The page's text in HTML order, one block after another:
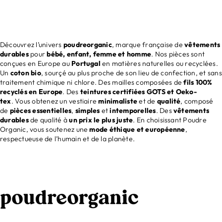
Découvrez l’univers poudreorganic, marque française devêtements
durablespourbébé, enfant, femme et homme. Nos pièces sont
conçues en Europe au Portugal en matières naturelles ou recyclées.
Un coton bio, sourçé au plus proche de son lieu de confection, et sans
traitement chimique ni chlore. Des mailles composées defils 100%
recyclés en Europe. Des teintures certifiées GOTS et Oeko-
tex. Vous obtenez un vestiaireminimalisteet de qualité, composé
de pièces essentielles, simples etintemporelles. Desvêtements
durablesde qualité àun prix le plus juste. En choisissant Poudre
Organic, vous soutenez unemode éthique et européenne,
respectueuse de l’humain et de la planète.